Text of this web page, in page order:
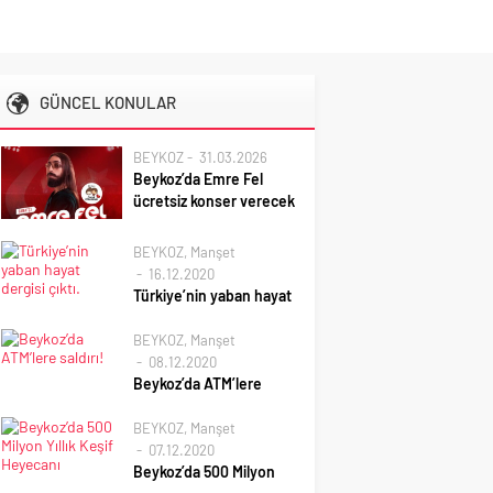
GÜNCEL KONULAR
BEYKOZ 31.03.2026
Beykoz’da Emre Fel
ücretsiz konser verecek
BEYKOZ, Manşet
16.12.2020
Türkiye’nin yaban hayat
Türkiye’de kendi alanında
ilk olma özelliği taşıyan
Türkiye Yaban Hayatı
başladı. Kuruculuğunu
yaban hayatı
araştırmacısı Ahmet
BEYKOZ, Manşet
08.12.2020
Beykoz’da ATM’lere
Kavacık’ta kimliği henüz
tespit edilemeyen bir
vatandaş, ATM’leri
BEYKOZ, Manşet
07.12.2020
Beykoz’da 500 Milyon